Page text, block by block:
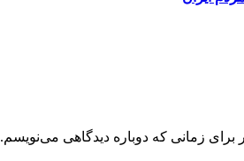
زمانی که دوباره دیدگاهی می‌نویسم.